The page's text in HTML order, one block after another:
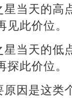
当天的高
此价位。
当天的低
此价位。
因是这类